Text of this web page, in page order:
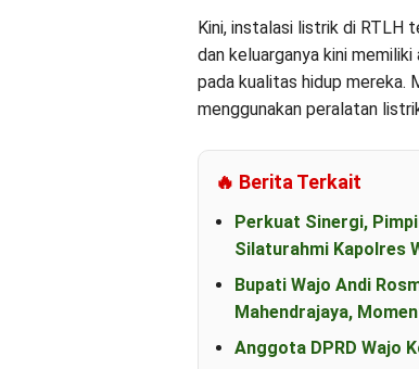
Kini, instalasi listrik di RTLH
dan keluarganya kini
pada kualitas hidup mereka.
menggunakan peralatan
🔥 Berita Terkait
Perkuat Sinergi,
Silaturahmi Kapolres
Bupati Wajo Andi
Mahendrajaya,
Anggota DPRD Wajo